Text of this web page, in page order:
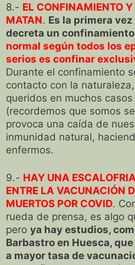
8.- EL CONFINAMIENTO
MATAN. Es la primera
decreta un
normal según todos los
serios es confinar
Durante el confinamiento
contacto con la
queridos en muchos
(recordemos que somos
provoca una caída de
inmunidad natural,
enfermos.
9.- HAY UNA
ENTRE LA VACUNACIÓN
MUERTOS POR COVID.
rueda de prensa, es algo
pero ya hay estudios,
Barbastro en Huesca,
a mayor tasa de